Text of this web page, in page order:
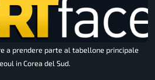
a prendere parte al tabellone principale
in Corea del Sud.